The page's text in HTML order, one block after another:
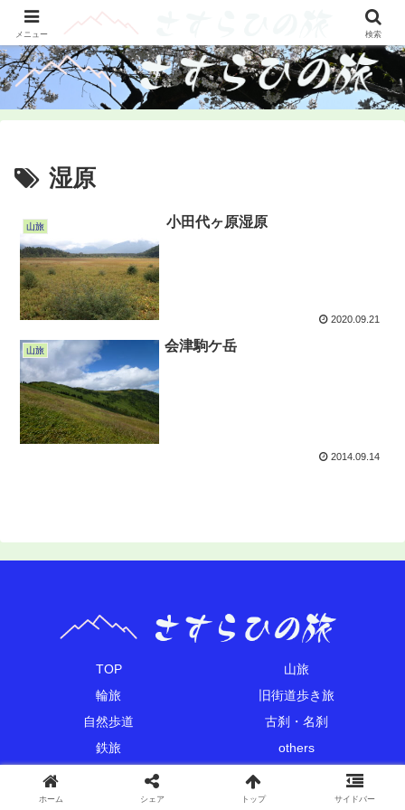
湿原
山旅 小田代ヶ原湿原
2020.09.21
山旅 会津駒ケ岳
2014.09.14
TOP
山旅
輪旅
旧街道歩き旅
自然歩道
古刹・名刹
鉄旅
others
Copyright © 2011-2026 さすらひの旅 All Rights Reserved.
メニュー 検索
ホーム シェア トップ サイドバー